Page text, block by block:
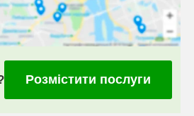
Розмістити послуги